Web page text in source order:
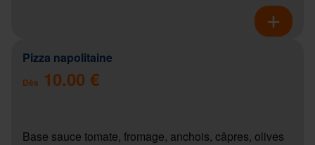
Pizza napolitaine
Dès 10.00 €
Base sauce tomate, fromage, anchois, câpres, olives